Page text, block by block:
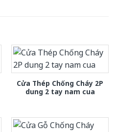
Cửa Thép Chống Cháy 2P
dung 2 tay nam cua